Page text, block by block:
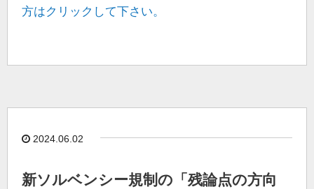
方はクリックして下さい。
2024.06.02
新ソルベンシー規制の「残論点の方向